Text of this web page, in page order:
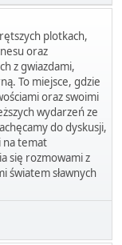
plotkach,
oraz
z gwiazdami,
To miejsce, gdzie
oraz swoimi
wydarzeń ze
do dyskusji,
na temat
się rozmowami z
światem sławnych